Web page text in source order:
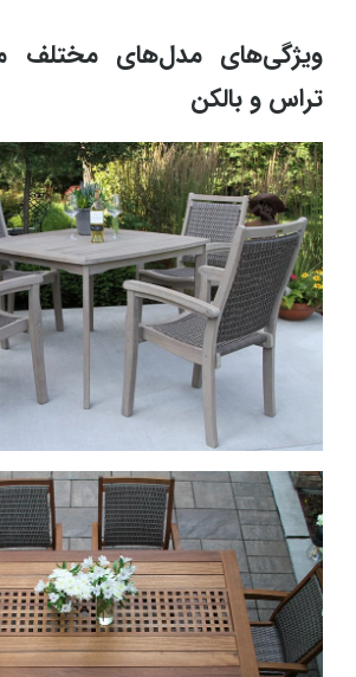
ویژگی‌های مدل‌های مختلف
تراس و بالکن